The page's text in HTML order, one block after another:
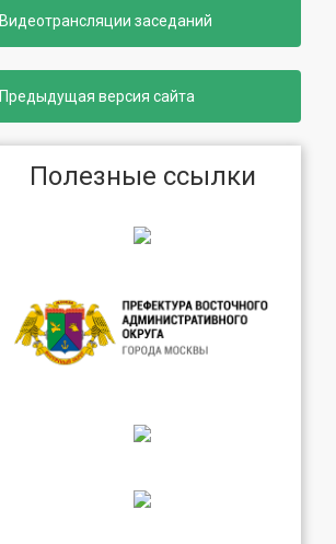
Видеотрансляции заседаний
Предыдущая версия сайта
Полезные ссылки